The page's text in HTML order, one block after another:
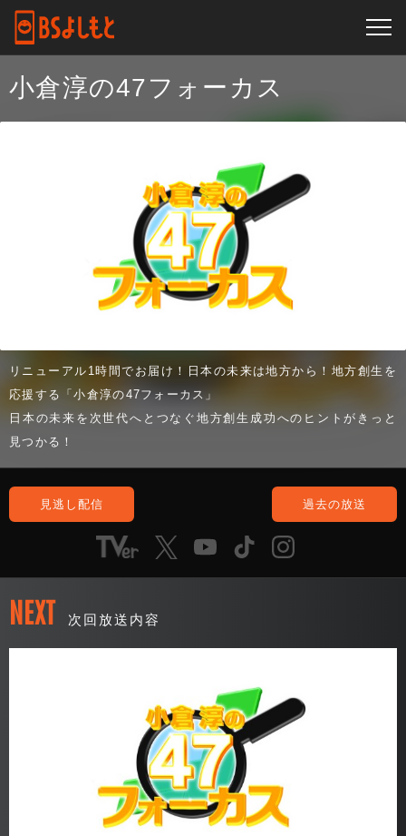
小倉淳の47フォーカス
リニューアル1時間でお届け！日本の未来は地方から！地方創生を
応援する「小倉淳の47フォーカス」
日本の未来を次世代へとつなぐ地方創生成功へのヒントがきっと
見つかる！
見逃し配信 過去の放送
NEXT 次回放送内容